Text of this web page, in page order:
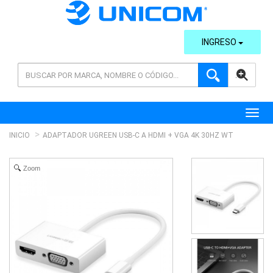
AVANZADA
INGRESO
INICIO ADAPTADOR UGREEN USB-C A HDMI + VGA 4K 30HZ WT
Zoom